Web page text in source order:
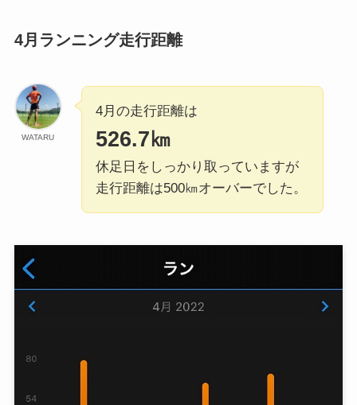
4月ランニング走行距離
WATARU
4月の走行距離は
526.7㎞
休足日をしっかり取っていますが
走行距離は500㎞オーバーでした。